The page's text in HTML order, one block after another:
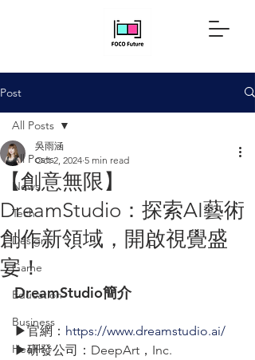
Post
All Posts
News
Tech
Design
Game
Education
Business
Health
All Posts
【創意無限】
DreamStudio：探索AI藝術
創作新領域，開啟視覺盛
宴！
吳雨涵
Oct 2, 2024 5 min read
DreamStudio簡介
▶官網： https://www.dreamstudio.ai/
▶研發公司：DeepArt，Inc.